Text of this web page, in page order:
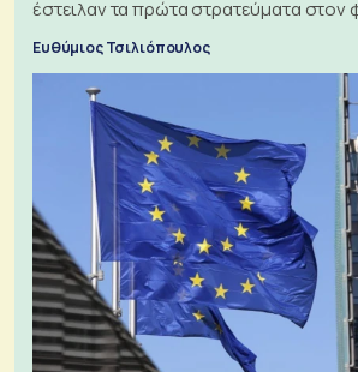
έστειλαν τα πρώτα στρατεύματα
Ευθύμιος Τσιλιόπουλος